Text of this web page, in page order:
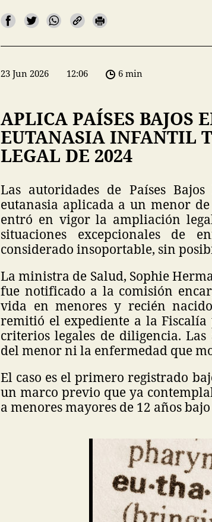
23 Jun 2026 12:06 6 min
APLICA PAÍSES BAJOS
EUTANASIA INFANTIL
LEGAL DE 2024
Las autoridades de Países
eutanasia aplicada a un menor
entró en vigor la ampliación
situaciones excepcionales de
considerado insoportable, sin
La ministra de Salud, Sophie
fue notificado a la comisión
vida en menores y recién
remitió el expediente a la
criterios legales de diligencia.
del menor ni la enfermedad que
El caso es el primero registrado
un marco previo que ya
a menores mayores de 12 años